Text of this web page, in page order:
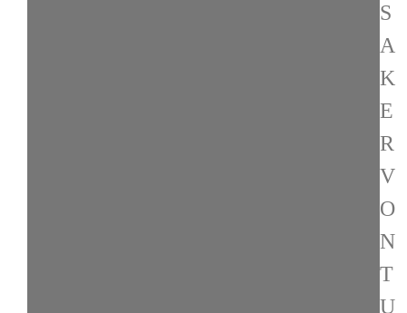
S
A
K
E
R
V
O
N
T
U